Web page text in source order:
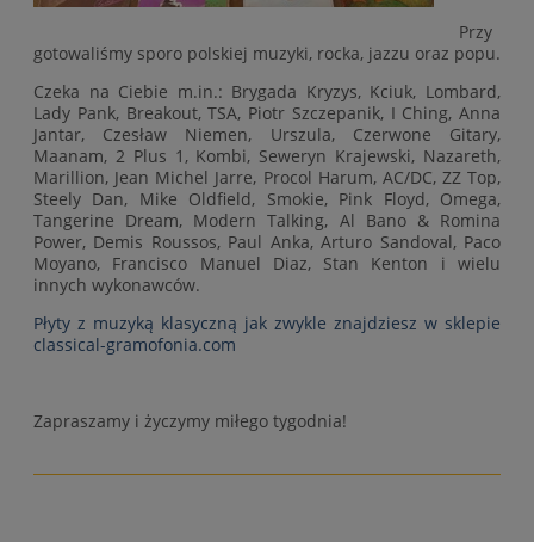
Przy
gotowaliśmy sporo polskiej muzyki, rocka, jazzu oraz popu.
Czeka na Ciebie m.in.: Brygada Kryzys, Kciuk, Lombard,
Lady Pank, Breakout, TSA, Piotr Szczepanik, I Ching, Anna
Jantar, Czesław Niemen, Urszula, Czerwone Gitary,
Maanam, 2 Plus 1, Kombi, Seweryn Krajewski, Nazareth,
Marillion, Jean Michel Jarre, Procol Harum, AC/DC, ZZ Top,
Steely Dan, Mike Oldfield, Smokie, Pink Floyd, Omega,
Tangerine Dream, Modern Talking, Al Bano & Romina
Power, Demis Roussos, Paul Anka, Arturo Sandoval, Paco
Moyano, Francisco Manuel Diaz, Stan Kenton i wielu
innych wykonawców.
Płyty z muzyką klasyczną jak zwykle znajdziesz w sklepie
classical-gramofonia.com
Zapraszamy i życzymy miłego tygodnia!